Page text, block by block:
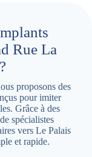
Rue La
proposons des
pour imiter
Grâce à des
spécialistes
vers Le Palais
et rapide.